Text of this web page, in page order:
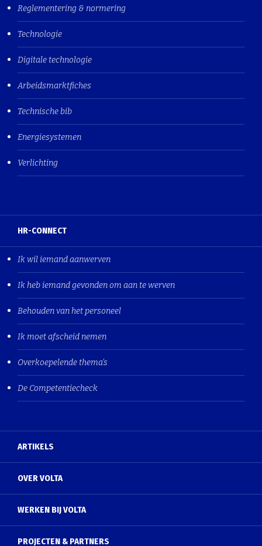
Reglementering & normering
Technologie
Digitale technologie
Arbeidsmarktfiches
Technische bib
Energiesystemen
Verlichting
HR-CONNECT
Ik wil iemand aanwerven
Ik heb iemand gevonden om aan te werven
Behouden van het personeel
Ik moet afscheid nemen
Overkoepelende thema's
De Competentiecheck
ARTIKELS
OVER VOLTA
WERKEN BIJ VOLTA
PROJECTEN & PARTNERS